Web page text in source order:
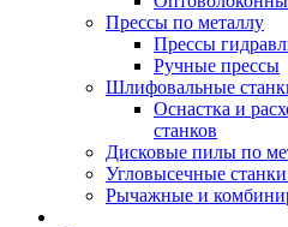
Прессы по металлу
Прессы
Ручные прессы
Шлифовальные
Оснастка и
станков
Дисковые пилы по
Угловысечные
Рычажные и